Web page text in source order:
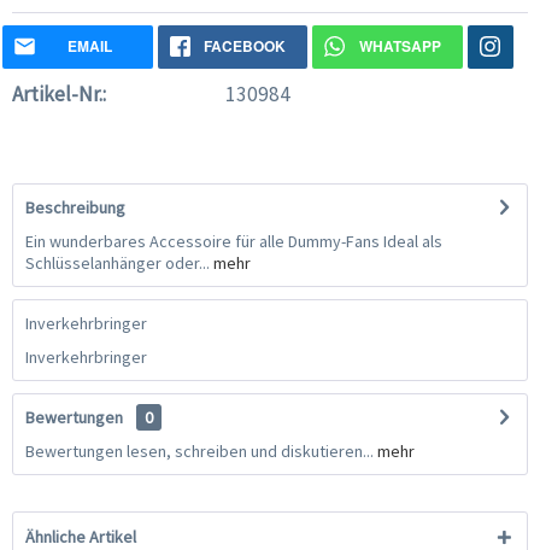
EMAIL FACEBOOK WHATSAPP
Artikel-Nr.: 130984
Beschreibung
Ein wunderbares Accessoire für alle Dummy-Fans Ideal als
Schlüsselanhänger oder... mehr
Inverkehrbringer
Inverkehrbringer
Bewertungen
0
Bewertungen lesen, schreiben und diskutieren... mehr
Ähnliche Artikel